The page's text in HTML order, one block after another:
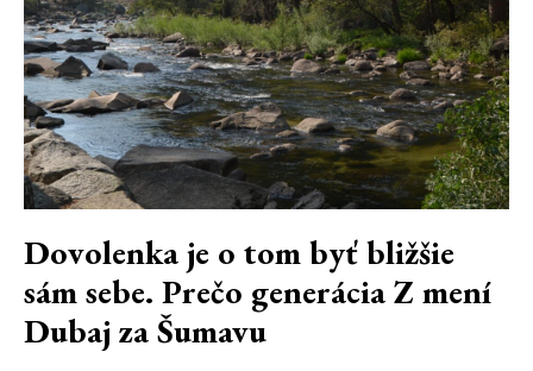
Dovolenka je o tom byť bližšie
sám sebe. Prečo generácia Z mení
Dubaj za Šumavu